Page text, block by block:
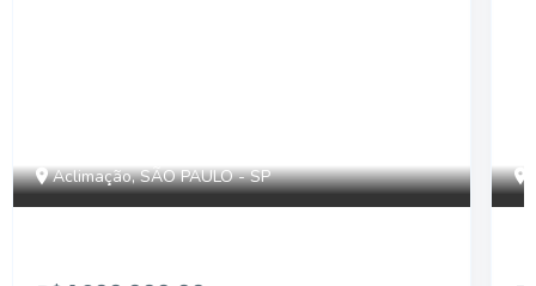
Aclimação, SÃO PAULO - SP